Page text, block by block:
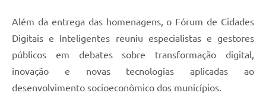
Além da entrega das homenagens, o Fórum de Cidades
Digitais e Inteligentes reuniu especialistas e gestores
públicos em debates sobre transformação digital,
inovação e novas tecnologias aplicadas ao
desenvolvimento socioeconômico dos municípios.